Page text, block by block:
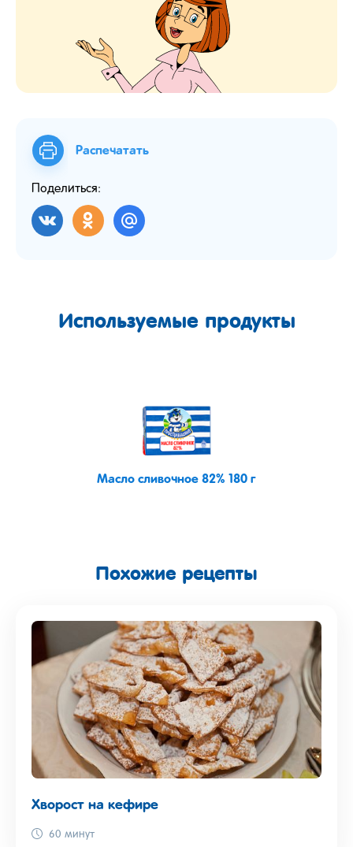
Распечатать
Поделиться:
Используемые продукты
Масло сливочное 82% 180 г
Похожие рецепты
Хворост на кефире
60 минут